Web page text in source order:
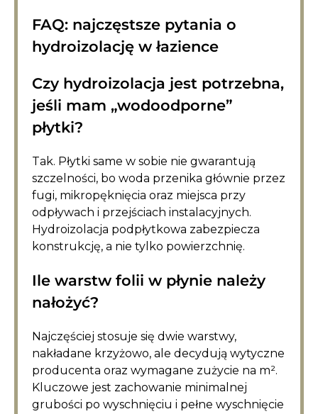
FAQ: najczęstsze pytania o
hydroizolację w łazience
Czy hydroizolacja jest potrzebna,
jeśli mam „wodoodporne”
płytki?
Tak. Płytki same w sobie nie gwarantują
szczelności, bo woda przenika głównie przez
fugi, mikropęknięcia oraz miejsca przy
odpływach i przejściach instalacyjnych.
Hydroizolacja podpłytkowa zabezpiecza
konstrukcję, a nie tylko powierzchnię.
Ile warstw folii w płynie należy
nałożyć?
Najczęściej stosuje się dwie warstwy,
nakładane krzyżowo, ale decydują wytyczne
producenta oraz wymagane zużycie na m².
Kluczowe jest zachowanie minimalnej
grubości po wyschnięciu i pełne wyschnięcie